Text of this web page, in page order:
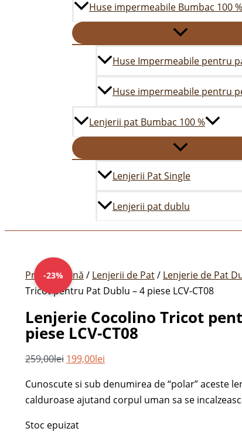
Huse impermeabile Bumbac 100 %
Huse Impermeabile pentru
Huse impermeabile pentru
Lenjerii pat Bumbac 100 %
Lenjerii Pat Single
Lenjerii pat dublu
-23%
Prima pagină / Lenjerii de Pat/ Lenjerie de Pat
Tricot pentru Pat Dublu – 4 piese LCV-CT08
Lenjerie Cocolino Tricot
piese LCV-CT08
259,00lei
Prețul
inițial
a
259,00lei.
199,00lei
curent
este:
Cunoscute si sub denumirea de “polar” aceste
calduroase ajutand corpul uman sa se
Stoc epuizat